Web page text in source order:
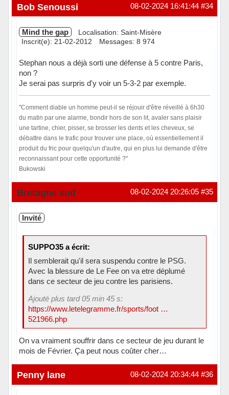
#34
08-02-2024 16:41:44
Bob Senoussi
Mind the gap
Localisation: Saint-Misère
Inscrit(e): 21-02-2012
Messages: 8 974
Stephan nous a déjà sorti une défense à 5 contre Paris,
non ?
Je serai pas surpris d'y voir un 5-3-2 par exemple.
"Comment diable un homme peut-il se réjouir d'être réveillé à 6h30
du matin par une alarme, bondir hors de son lit, avaler sans plaisir
une tartine, chier, pisser, se brosser les dents et les cheveux, se
débattre dans le trafic pour trouver une place, où essentiellement il
produit du fric pour quelqu'un d'autre, qui en plus lui demande d'être
reconnaissant pour cette opportunité ?"
Bukowski
Hors ligne #35
08-02-2024 20:26:05
Bretagne sud
Invité
SUPPO35 a écrit:
Il semblerait qu'il sera suspendu contre le PSG.
Avec la blessure de Le Fee on va etre déplumé
dans ce secteur de jeu contre les parisiens.
Ajouté plus tard 05 min 45 s:
https://www.letelegramme.fr/sports/foot …
521966.php
On va vraiment souffrir dans ce secteur de jeu durant le
mois de Février. Ça peut nous coûter cher…
#36
08-02-2024 20:34:44
Penny lane